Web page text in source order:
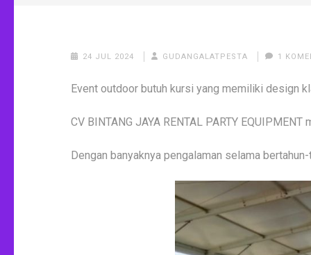
24 JUL 2024 GUDANGALATPESTA 1
Event outdoor butuh kursi yang memiliki design
CV BINTANG JAYA RENTAL PARTY
Dengan banyaknya pengalaman selama